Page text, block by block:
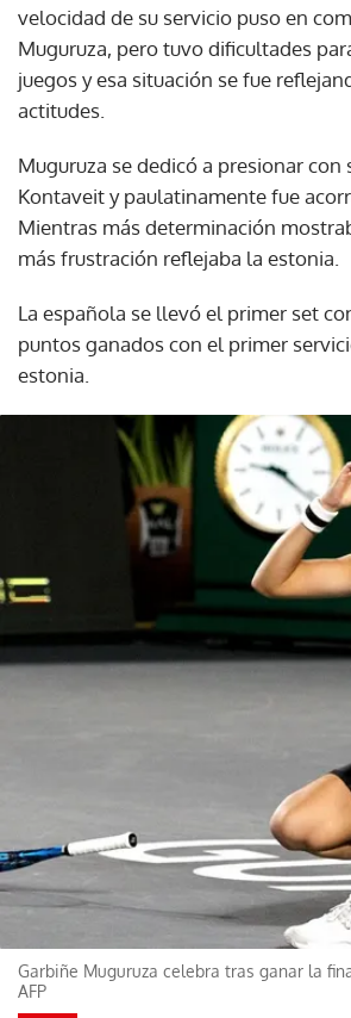
velocidad de su servicio puso en
Muguruza, pero tuvo dificultades
juegos y esa situación se fue
actitudes.
Muguruza se dedicó a presionar con
Kontaveit y paulatinamente fue
Mientras más determinación
más frustración reflejaba la estonia.
La española se llevó el primer set
puntos ganados con el primer
estonia.
Garbiñe Muguruza celebra tras ganar la
AFP